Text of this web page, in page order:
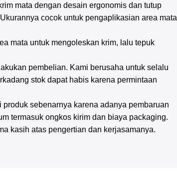
mata dengan desain ergonomis dan tutup
cocok untuk pengaplikasian area mata
mata untuk mengoleskan krim, lalu tepuk
pembelian. Kami berusaha untuk selalu
stok dapat habis karena permintaan
sebenarnya karena adanya pembaruan
termasuk ongkos kirim dan biaya packaging.
kasih atas pengertian dan kerjasamanya.